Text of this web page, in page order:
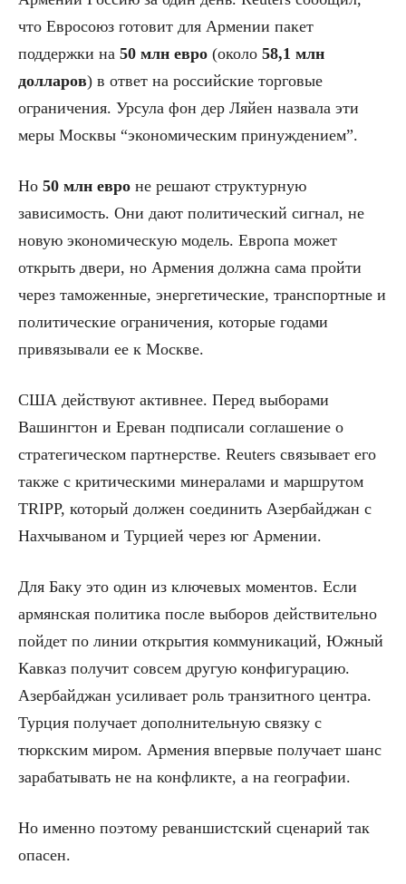
что Евросоюз готовит для Армении пакет
поддержки на 50 млн евро (около 58,1 млн
долларов) в ответ на российские торговые
ограничения. Урсула фон дер Ляйен назвала эти
меры Москвы “экономическим принуждением”.
Но 50 млн евро не решают структурную
зависимость. Они дают политический сигнал, не
новую экономическую модель. Европа может
открыть двери, но Армения должна сама пройти
через таможенные, энергетические, транспортные и
политические ограничения, которые годами
привязывали ее к Москве.
США действуют активнее. Перед выборами
Вашингтон и Ереван подписали соглашение о
стратегическом партнерстве. Reuters связывает его
также с критическими минералами и маршрутом
TRIPP, который должен соединить Азербайджан с
Нахчываном и Турцией через юг Армении.
Для Баку это один из ключевых моментов. Если
армянская политика после выборов действительно
пойдет по линии открытия коммуникаций, Южный
Кавказ получит совсем другую конфигурацию.
Азербайджан усиливает роль транзитного центра.
Турция получает дополнительную связку с
тюркским миром. Армения впервые получает шанс
зарабатывать не на конфликте, а на географии.
Но именно поэтому реваншистский сценарий так
опасен.